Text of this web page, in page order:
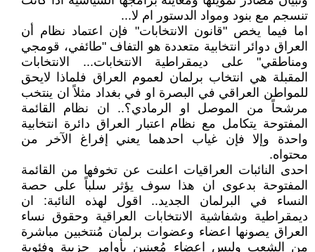
تنسجم مع بنود ومواد الدستور ام لا...
اما فيما يخص "قانون الانتخابات" فإن اعتماد نظام أن
العراق دوائر انتخابية متعددة هو التفاف "طائفي، قومجي
ومناطقي" على ديمقراطية الانتخابات... الانتخابات
المقبلة هي انتخاب برلمان لعموم العراق فلماذا لايحق
للمواطن العراقي في البصرة او في بغداد مثلاً ان ينتخب
مرشحاً من الموصل او الرمادي؟.. ان نظام القائمة
المفتوحة يتكامل مع نظام اعتبار العراق دائرة انتخابية
واحدة وإلا فإن غياب احدهما يعني إفراغ الآخر من
محتواه.
احدى النائبات العراقيات اعلنت عن تخوفها من القائمة
المفتوحة بدعوى ان هذا سوف يؤثر سلباً على حصة
النساء في البرلمان الجديد.. اقول لهذه النائبة: ان
ديمقراطية وشفاشية الانتخابات العراقية وحقوق نساء
العراق يصونها اعضاء وعضوات برلمان مُنتخبين مباشرة
من الشعب وليس اعضاء مُعينين بأوامر حزبية وفئوية